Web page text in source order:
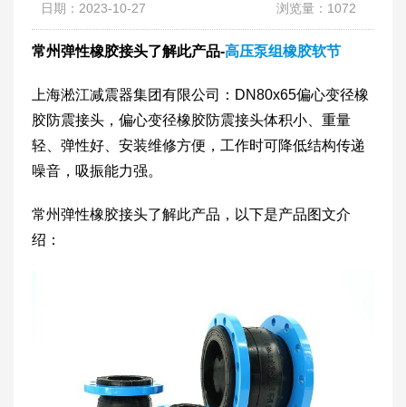
日期：2023-10-27 浏览量：1072
常州弹性橡胶接头了解此产品-高压泵组橡胶软节
上海淞江减震器集团有限公司：DN80x65偏心变径橡
胶防震接头，偏心变径橡胶防震接头体积小、重量
轻、弹性好、安装维修方便，工作时可降低结构传递
噪音，吸振能力强。
常州弹性橡胶接头了解此产品，以下是产品图文介
绍：